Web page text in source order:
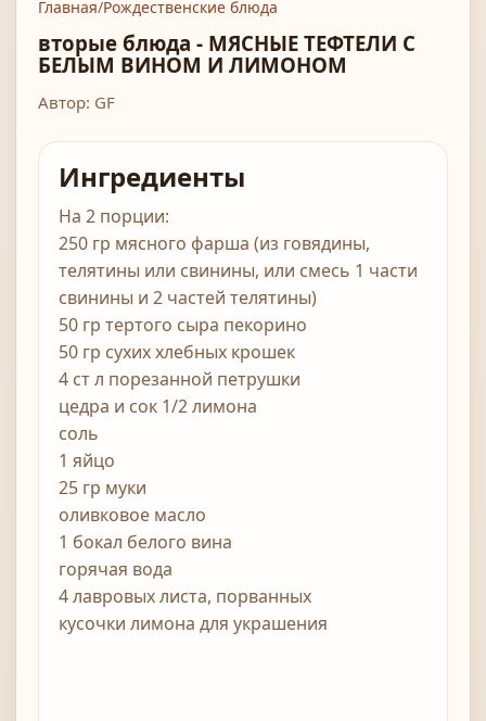
Главная/Рождественские блюда
вторые блюда - МЯСНЫЕ ТЕФТЕЛИ С
БЕЛЫМ ВИНОМ И ЛИМОНОМ
Автор: GF
Ингредиенты
На 2 порции:
250 гр мясного фарша (из говядины,
телятины или свинины, или смесь 1 части
свинины и 2 частей телятины)
50 гр тертого сыра пекорино
50 гр сухих хлебных крошек
4 ст л порезанной петрушки
цедра и сок 1/2 лимона
соль
1 яйцо
25 гр муки
оливковое масло
1 бокал белого вина
горячая вода
4 лавровых листа, порванных
кусочки лимона для украшения